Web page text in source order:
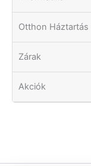
Otthon Háztartás
Zárak
Akciók